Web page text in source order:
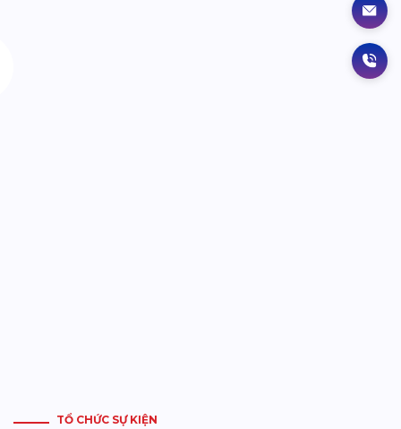
TỔ CHỨC SỰ KIỆN